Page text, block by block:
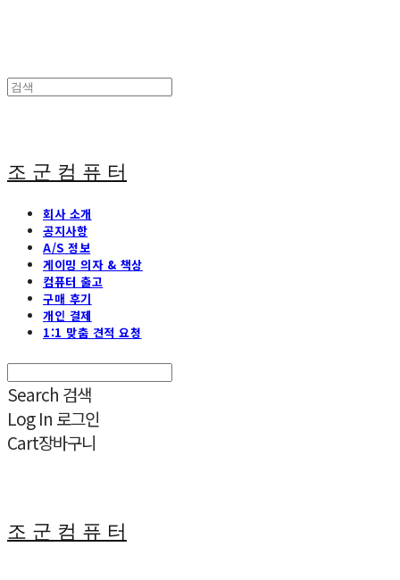
조 군 컴 퓨 터
회사 소개
공지사항
A/S 정보
게이밍 의자 & 책상
컴퓨터 출고
구매 후기
개인 결제
1:1 맞춤 견적 요청
Search 검색
Log In 로그인
Cart장바구니
조 군 컴 퓨 터